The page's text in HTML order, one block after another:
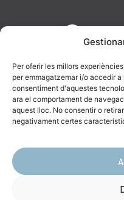
Per oferir les millors
per emmagatzemar i/o accedir
consentiment d'aquestes
ara el comportament de
aquest lloc. No consentir o
negativament certes
AV. Diagonal, 477,